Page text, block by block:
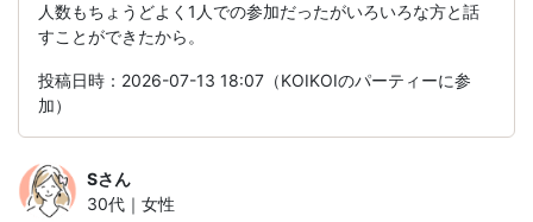
人数もちょうどよく1人での参加だったがいろいろな方と話
すことができたから。
投稿日時：2026-07-13 18:07（KOIKOIのパーティーに参
加）
Sさん
30代｜女性